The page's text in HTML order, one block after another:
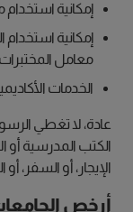
إمكانية استخدام
إمكانية استخدام
معامل
الخدمات
عادة، لا تغطي
الكتب المدرسية أو
الإيجار، أو السفر،
أرخص